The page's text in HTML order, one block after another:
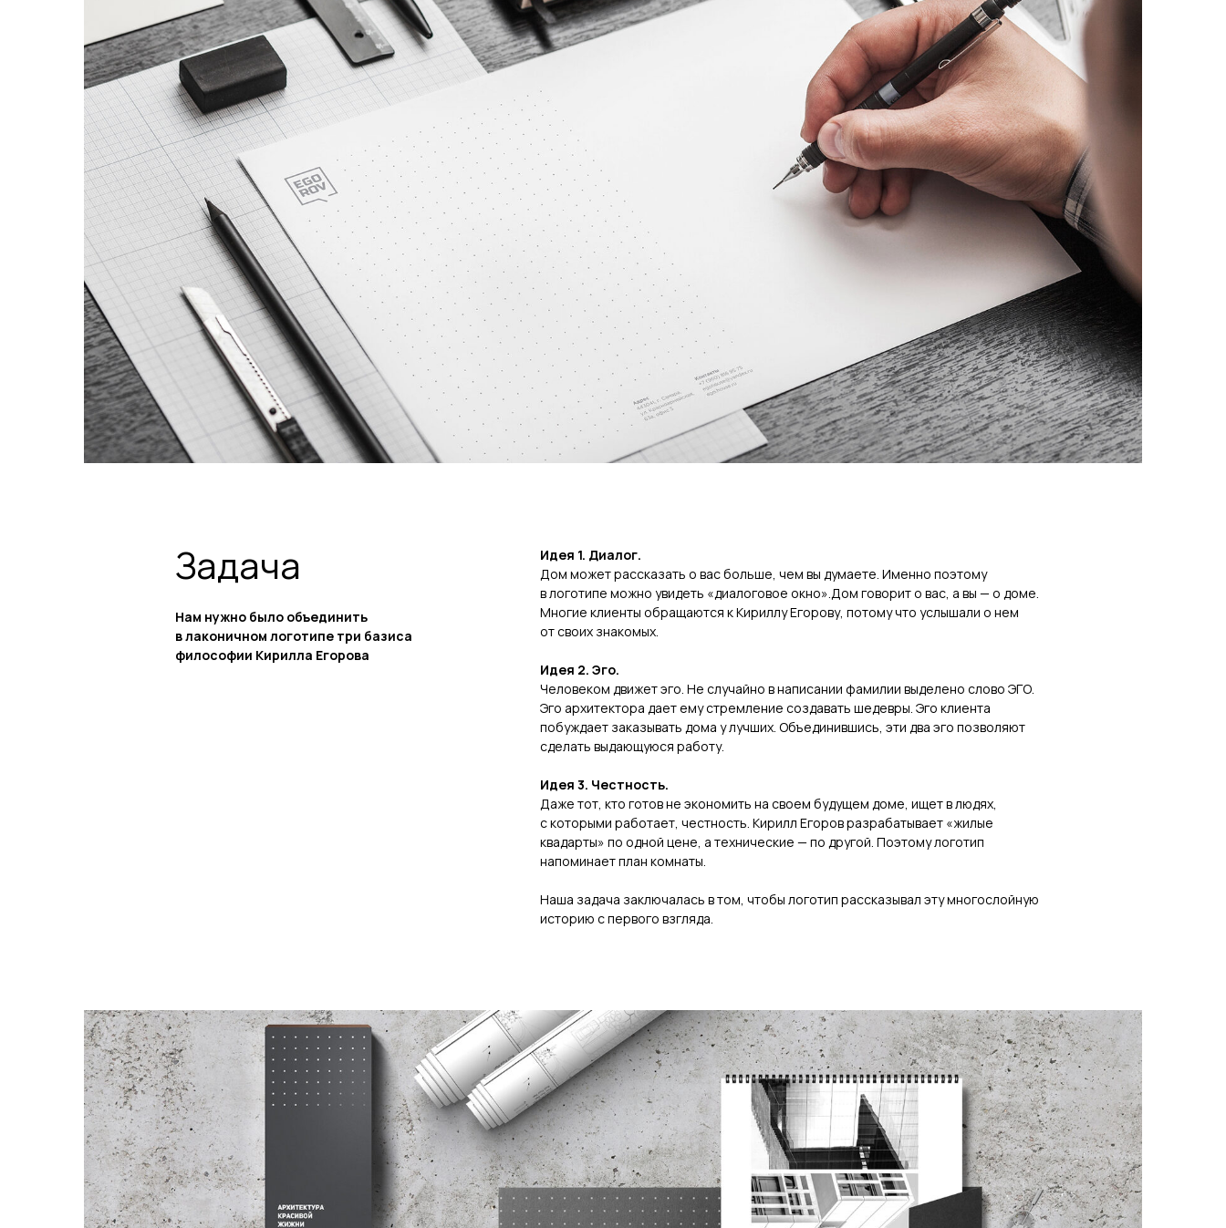
Задача
Нам нужно было объединить
в лаконичном логотипе три базиса
философии Кирилла Егорова
Идея 1. Диалог.
Дом может рассказать о вас больше, чем вы думаете. Именно поэтому
в логотипе можно увидеть «диалоговое окно».Дом говорит о вас, а вы — о доме.
Многие клиенты обращаются к Кириллу Егорову, потому что услышали о нем
от своих знакомых.
Идея 2. Эго.
Человеком движет эго. Не случайно в написании фамилии выделено слово ЭГО.
Эго архитектора дает ему стремление создавать шедевры. Эго клиента
побуждает заказывать дома у лучших. Объединившись, эти два эго позволяют
сделать выдающуюся работу.
Идея 3. Честность.
Даже тот, кто готов не экономить на своем будущем доме, ищет в людях,
с которыми работает, честность. Кирилл Егоров разрабатывает «жилые
квадарты» по одной цене, а технические — по другой. Поэтому логотип
напоминает план комнаты.
Наша задача заключалась в том, чтобы логотип рассказывал эту многослойную
историю с первого взгляда.